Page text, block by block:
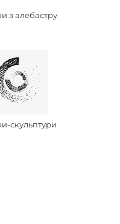
з алебастру
скульптури